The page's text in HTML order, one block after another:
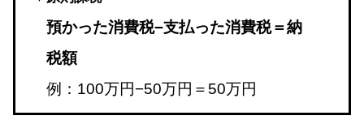
預かった消費税−支払った消費税＝納
税額
例：100万円−50万円＝50万円